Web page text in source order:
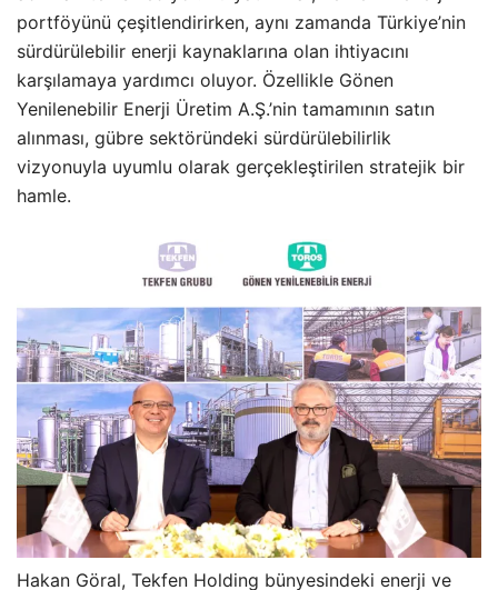
portföyünü çeşitlendirirken, aynı zamanda Türkiye’nin
sürdürülebilir enerji kaynaklarına olan ihtiyacını
karşılamaya yardımcı oluyor. Özellikle Gönen
Yenilenebilir Enerji Üretim A.Ş.’nin tamamının satın
alınması, gübre sektöründeki sürdürülebilirlik
vizyonuyla uyumlu olarak gerçekleştirilen stratejik bir
hamle.
Hakan Göral, Tekfen Holding bünyesindeki enerji ve